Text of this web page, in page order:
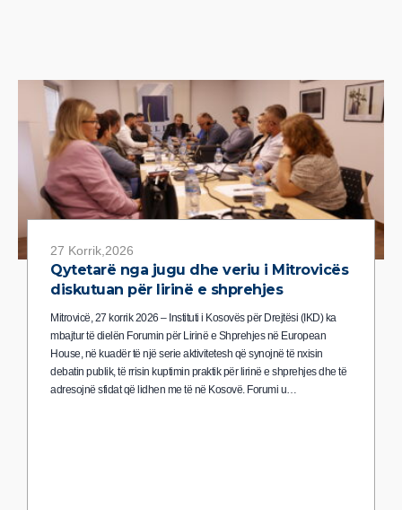
27 Korrik,2026
Qytetarë nga jugu dhe veriu i Mitrovicës
diskutuan për lirinë e shprehjes
Mitrovicë, 27 korrik 2026 – Instituti i Kosovës për Drejtësi (IKD) ka
mbajtur të dielën Forumin për Lirinë e Shprehjes në European
House, në kuadër të një serie aktivitetesh që synojnë të nxisin
debatin publik, të rrisin kuptimin praktik për lirinë e shprehjes dhe të
adresojnë sfidat që lidhen me të në Kosovë. Forumi u…